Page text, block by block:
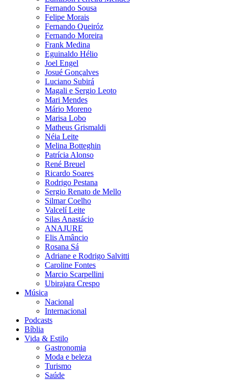
Fernando Sousa
Felipe Morais
Fernando Queiróz
Fernando Moreira
Frank Medina
Eguinaldo Hélio
Joel Engel
Josué Gonçalves
Luciano Subirá
Magali e Sergio Leoto
Mari Mendes
Mário Moreno
Marisa Lobo
Matheus Grismaldi
Néia Leite
Melina Botteghin
Patrícia Alonso
René Breuel
Ricardo Soares
Rodrigo Pestana
Sergio Renato de Mello
Silmar Coelho
Valcelí Leite
Silas Anastácio
ANAJURE
Elis Amâncio
Rosana Sá
Adriane e Rodrigo Salvitti
Caroline Fontes
Marcio Scarpellini
Ubirajara Crespo
Música
Nacional
Internacional
Podcasts
Bíblia
Vida & Estilo
Gastronomia
Moda e beleza
Turismo
Saúde